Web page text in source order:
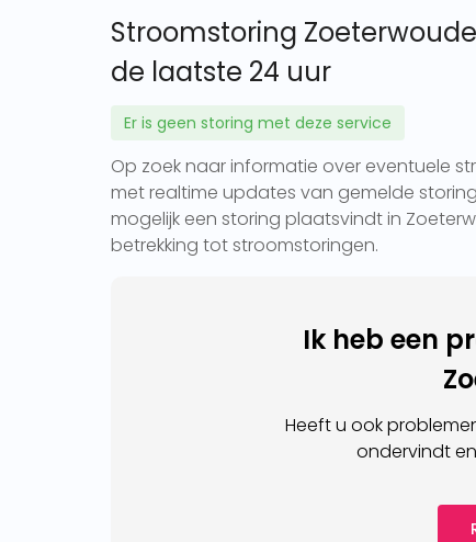
Stroomstoring
de laatste 24 uur
Er is geen storing met deze service
Op zoek naar informatie over eventuele
met realtime updates van gemelde
mogelijk een storing plaatsvindt in
betrekking tot stroomstoringen.
Ik heb een
Heeft u ook
ondervindt